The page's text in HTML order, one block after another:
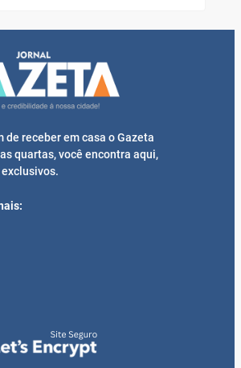
de receber em casa o Gazeta
quartas, você encontra aqui,